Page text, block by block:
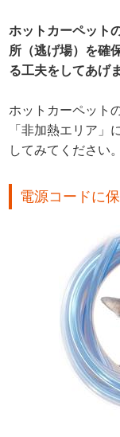
ホットカーペット
所（逃げ場）を確
る工夫をしてあげ
ホットカーペット
「非加熱エリア」
してみてください。
電源コードに